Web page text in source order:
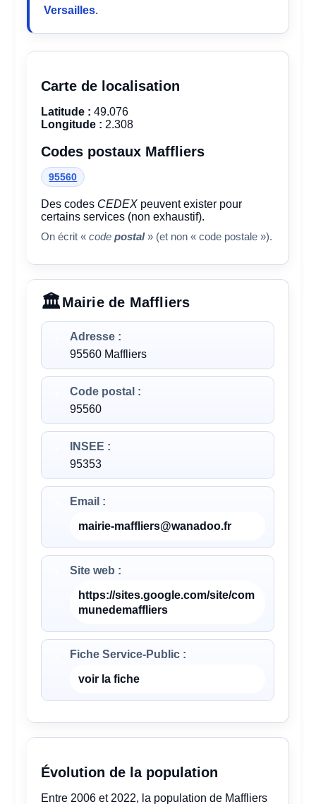
Versailles.
Carte de localisation
Latitude : 49.076
Longitude : 2.308
Codes postaux Maffliers
95560
Des codes CEDEX peuvent exister pour
certains services (non exhaustif).
On écrit «codepostal» (et non « code postale »).
Mairie de Maffliers
Adresse :
95560 Maffliers
Code postal :
95560
INSEE :
95353
Email :
mairie-maffliers@wanadoo.fr
Site web :
https://sites.google.com/site/com
munedemaffliers
Fiche Service-Public :
voir la fiche
Évolution de la population
Entre 2006 et 2022, la population de Maffliers